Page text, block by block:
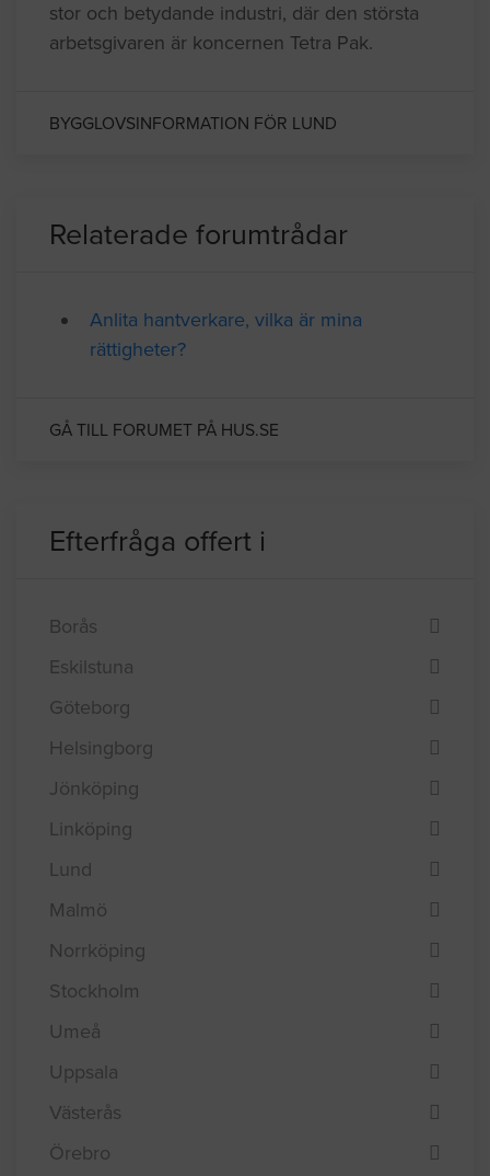
stor och betydande industri, där den största
arbetsgivaren är koncernen Tetra Pak.
BYGGLOVSINFORMATION FÖR LUND
Relaterade forumtrådar
Anlita hantverkare, vilka är mina
rättigheter?
GÅ TILL FORUMET PÅ HUS.SE
Efterfråga offert i
Borås
Eskilstuna
Göteborg
Helsingborg
Jönköping
Linköping
Lund
Malmö
Norrköping
Stockholm
Umeå
Uppsala
Västerås
Örebro